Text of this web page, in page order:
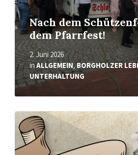
Nach dem
dem Pfarrfest!
2. Juni 2026
inALLGEMEIN,BORGHOLZER
UNTERHALTUNG
Mehr
erfahren